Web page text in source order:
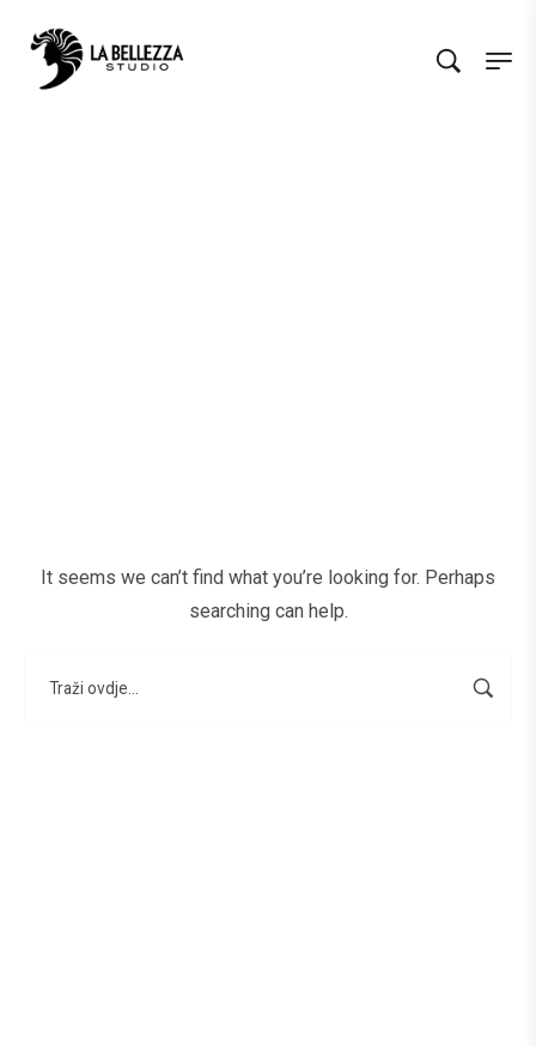
It seems we can’t find what you’re looking for. Perhaps
searching can help.